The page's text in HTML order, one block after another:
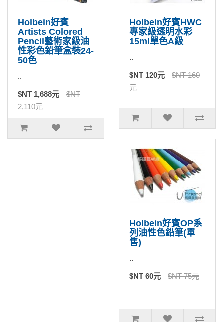
Holbein好賓
Artists Colored
Pencil藝術家級油
性彩色鉛筆盒裝24-
50色
..
$NT 1,688元
$NT
2,110元
Holbein好賓HWC
專家級透明水彩
15ml單色A級
..
$NT 120元
$NT 160
元
Holbein好賓OP系
列油性色鉛筆(單
售)
..
$NT 60元 $NT 75元